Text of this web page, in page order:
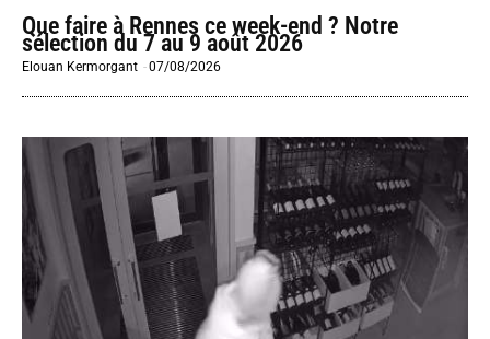
Que faire à Rennes ce week-end ? Notre
sélection du 7 au 9 août 2026
Elouan Kermorgant -07/08/2026